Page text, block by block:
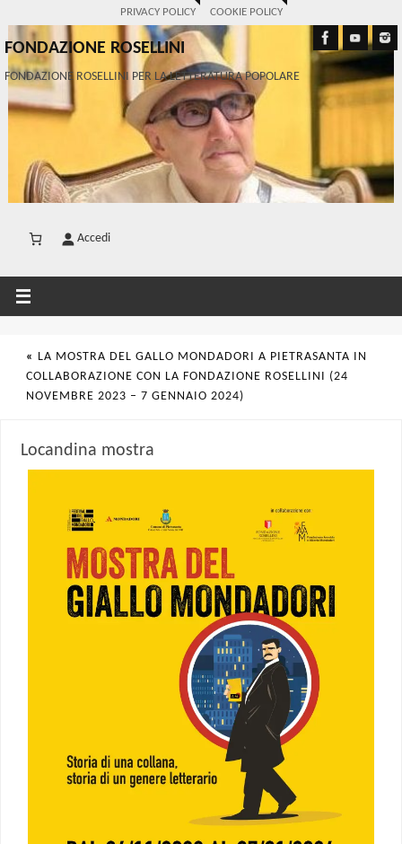
PRIVACY POLICY COOKIE POLICY
FONDAZIONE ROSELLINI
FONDAZIONE ROSELLINI PER LA LETTERATURA POPOLARE
Accedi
« LA MOSTRA DEL GALLO MONDADORI A PIETRASANTA IN
COLLABORAZIONE CON LA FONDAZIONE ROSELLINI (24
NOVEMBRE 2023 – 7 GENNAIO 2024)
Locandina mostra